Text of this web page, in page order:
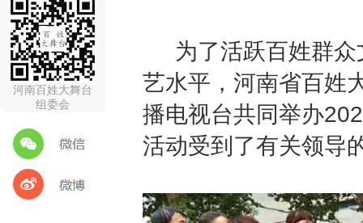
河南百姓大舞台
组委会
为了活跃百姓群众
艺水平，河南省百姓
播电视台共同举办
活动受到了有关领导